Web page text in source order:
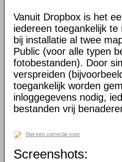
Vanuit Dropbox is het
iedereen toegankelijk
bij installatie al twee
Public (voor alle typen
fotobestanden). Door
verspreiden
toegankelijk worden
inloggegevens nodig,
bestanden vrij
Stel een correctie voor
Screenshots: